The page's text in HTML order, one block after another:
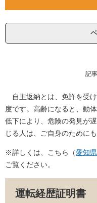
本
文
記
自主返納とは、免許を受
度です。高齢になると、動
低下により、危険の発見が
じる人は、ご自身のために
※詳しくは、こちら（愛知
ご覧ください。
運転経歴証明書